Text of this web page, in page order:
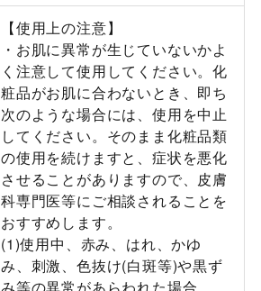
【使用上の注意】
・お肌に異常が生じていないかよ
く注意して使用してください。化
粧品がお肌に合わないとき、即ち
次のような場合には、使用を中止
してください。そのまま化粧品類
の使用を続けますと、症状を悪化
させることがありますので、皮膚
科専門医等にご相談されることを
おすすめします。
(1)使用中、赤み、はれ、かゆ
み、刺激、色抜け(白斑等)や黒ず